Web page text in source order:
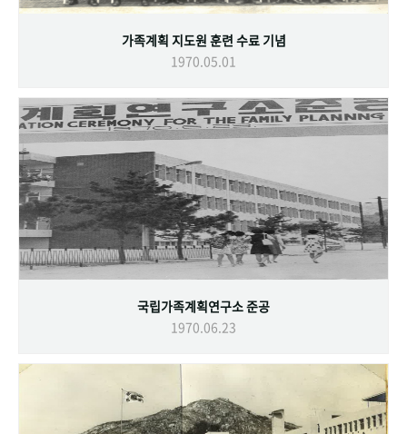
가족계획 지도원 훈련 수료 기념
1970.05.01
국립가족계획연구소 준공
1970.06.23